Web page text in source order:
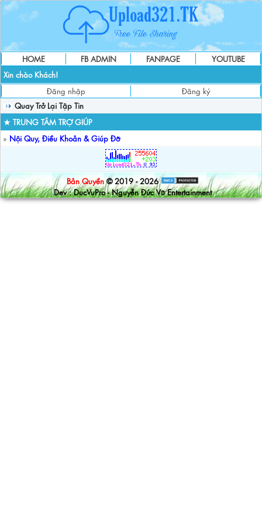
HOME FB ADMIN FANPAGE
YOUTUBE
Xin chào Khách!
Đăng nhập
Đăng ký
Quay Trở Lại Tập Tin
★ TRUNG TÂM TRỢ GIÚP
» Nội Quy, Điều Khoản & Giúp Đỡ
Bản Quyền © 2019 - 2026
Dev : DucVuPro - Nguyễn Đức Vũ Entertainment